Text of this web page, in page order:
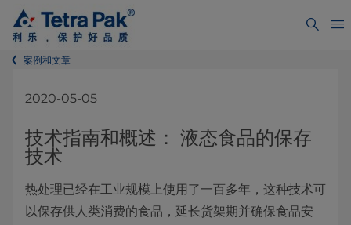
案例和文章
2020-05-05
技术指南和概述： 液态食品的保存
技术
热处理已经在工业规模上使用了一百多年，这种技术可
以保存供人类消费的食品，延长货架期并确保食品安